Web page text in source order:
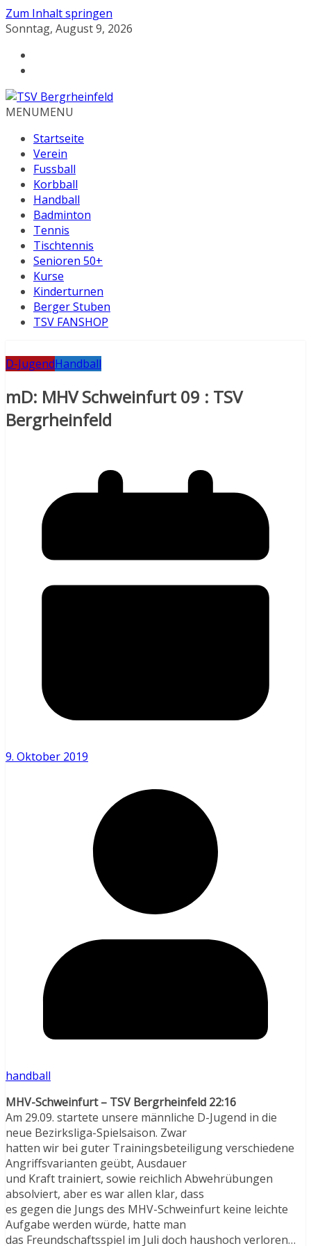
Zum Inhalt springen
Sonntag, August 9, 2026
MENUMENU
Startseite
Verein
Fussball
Korbball
Handball
Badminton
Tennis
Tischtennis
Senioren 50+
Kurse
Kinderturnen
Berger Stuben
TSV FANSHOP
D-JugendHandball
mD: MHV Schweinfurt 09 : TSV
Bergrheinfeld
9. Oktober 2019
handball
MHV-Schweinfurt – TSV Bergrheinfeld 22:16
Am 29.09. startete unsere männliche D-Jugend in die
neue Bezirksliga-Spielsaison. Zwar
hatten wir bei guter Trainingsbeteiligung verschiedene
Angriffsvarianten geübt, Ausdauer
und Kraft trainiert, sowie reichlich Abwehrübungen
absolviert, aber es war allen klar, dass
es gegen die Jungs des MHV-Schweinfurt keine leichte
Aufgabe werden würde, hatte man
das Freundschaftsspiel im Juli doch haushoch verloren…